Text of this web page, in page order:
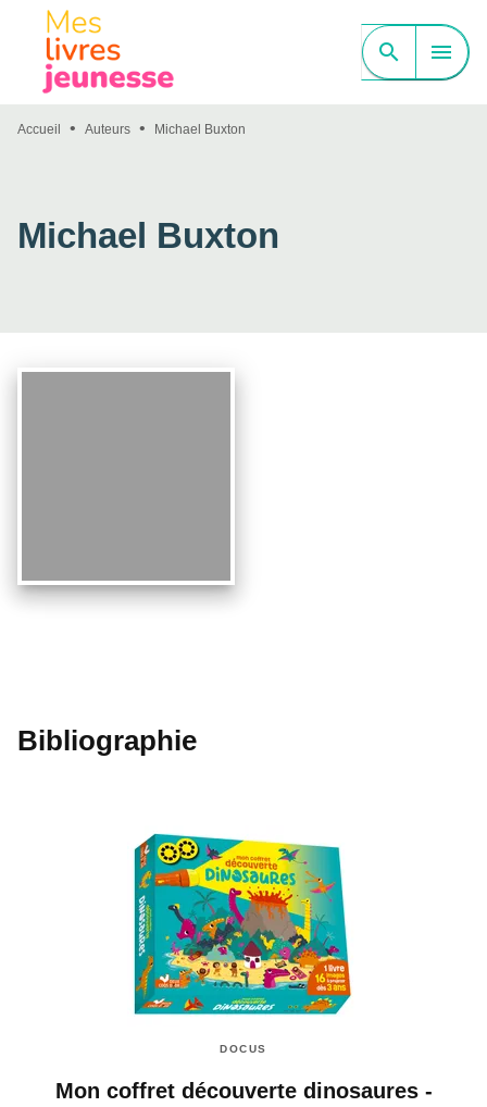
MENU CONTENU
PIED DE PAGE
search menu
Accueil • Auteurs • Michael Buxton
Michael Buxton
Bibliographie
DOCUS
Mon coffret découverte dinosaures -